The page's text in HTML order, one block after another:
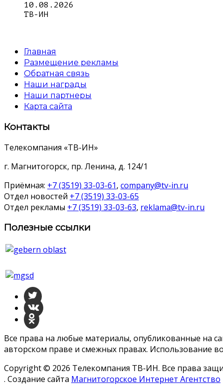
10.08.2026
ТВ-ИН
Главная
Размещение рекламы
Обратная связь
Наши награды
Наши партнеры
Карта сайта
Контакты
Телекомпания «ТВ-ИН»
г. Магнитогорск, пр. Ленина, д. 124/1
Приёмная: +7 (3519) 33-03-61, company@tv-in.ru
Отдел новостей +7 (3519) 33-03-65
Отдел рекламы +7 (3519) 33-03-63, reklama@tv-in.ru
Полезные ссылки
Все права на любые материалы, опубликованные на
авторском праве и смежных правах. Использование
Copyright © 2026 Телекомпания ТВ-ИН. Все права
. Создание сайта Магнитогорское Интернет Агентство